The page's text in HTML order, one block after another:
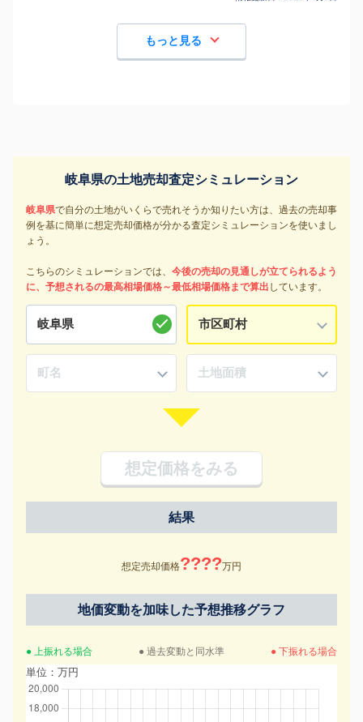
もっと見る
岐阜県の土地売却査定シミュレーション
岐阜県で自分の土地がいくらで売れそうか知りたい方は、過去の売却事
例を基に簡単に想定売却価格が分かる査定シミュレーションを使いまし
ょう。
こちらのシミュレーションでは、 今後の売却の見通しが立てられるよう
に、予想されるの最高相場価格～最低相場価格まで算出 しています。
想定価格をみる
結果
想定売却価格????万円
地価変動を加味した予想推移グラフ
● 上振れる場合 ● 過去変動と同水準 ● 下振れる場合
単位：万円